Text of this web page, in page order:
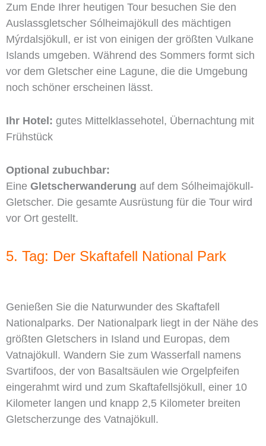
Zum Ende Ihrer heutigen Tour besuchen Sie den
Auslassgletscher Sólheimajökull des mächtigen
Mýrdalsjökull, er ist von einigen der größten Vulkane
Islands umgeben. Während des Sommers formt sich
vor dem Gletscher eine Lagune, die die Umgebung
noch schöner erscheinen lässt.
Ihr Hotel: gutes Mittelklassehotel, Übernachtung mit
Frühstück
Optional zubuchbar:
Eine Gletscherwanderung auf dem Sólheimajökull-
Gletscher. Die gesamte Ausrüstung für die Tour wird
vor Ort gestellt.
5. Tag: Der Skaftafell National Park
Genießen Sie die Naturwunder des Skaftafell
Nationalparks. Der Nationalpark liegt in der Nähe des
größten Gletschers in Island und Europas, dem
Vatnajökull. Wandern Sie zum Wasserfall namens
Svartifoos, der von Basaltsäulen wie Orgelpfeifen
eingerahmt wird und zum Skaftafellsjökull, einer 10
Kilometer langen und knapp 2,5 Kilometer breiten
Gletscherzunge des Vatnajökull.